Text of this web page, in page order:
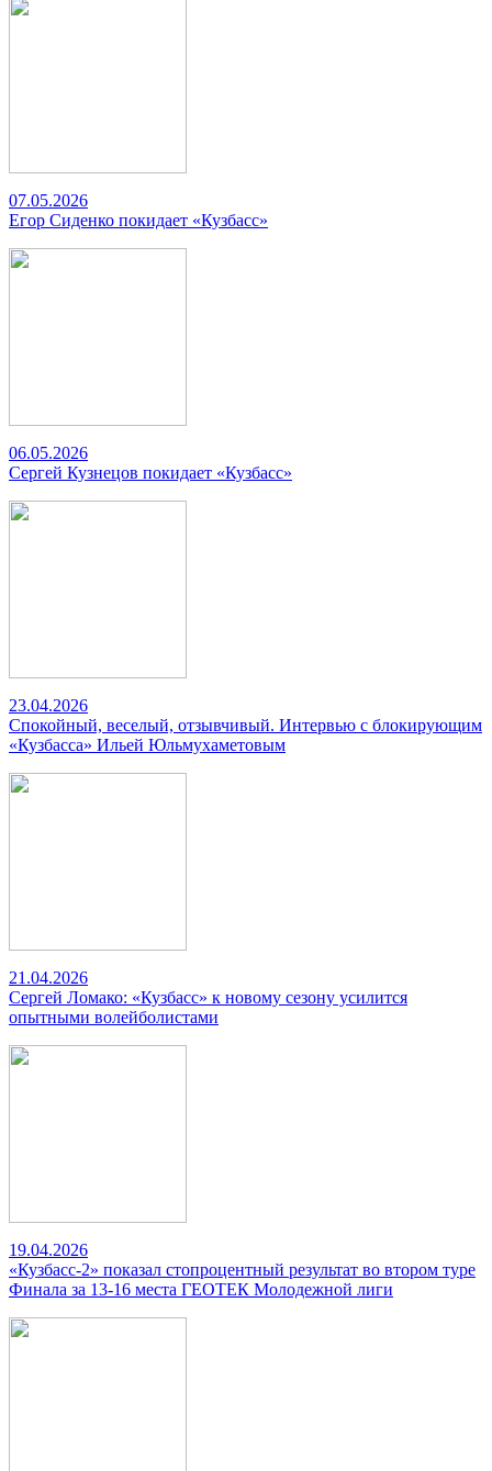
07.05.2026
Егор Сиденко покидает «Кузбасс»
06.05.2026
Сергей Кузнецов покидает «Кузбасс»
23.04.2026
Спокойный, веселый, отзывчивый. Интервью с блокирующим
«Кузбасса» Ильей Юльмухаметовым
21.04.2026
Сергей Ломако: «Кузбасс» к новому сезону усилится
опытными волейболистами
19.04.2026
«Кузбасс-2» показал стопроцентный результат во втором туре
Финала за 13-16 места ГЕОТЕК Молодежной лиги